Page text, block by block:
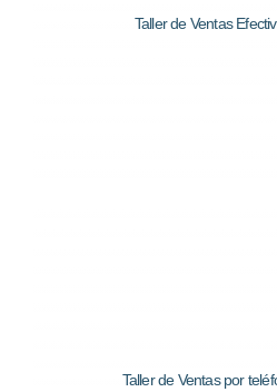
Taller de Ventas
Taller de Ventas por